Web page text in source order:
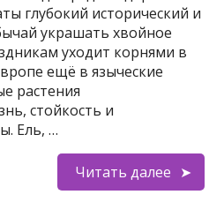
глубокий исторический и
украшать хвойное
уходит корнями в
ещё в языческие
растения
стойкость и
Ель, …
Читать далее